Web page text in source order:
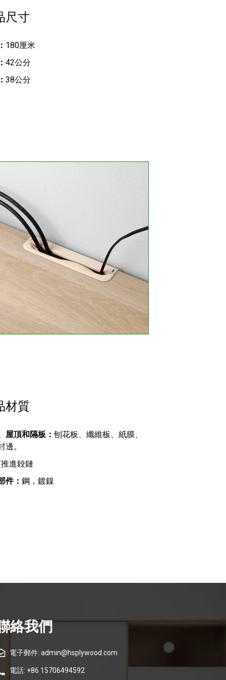
尺寸
180厘米
42公分
38公分
材質
屋頂和隔板： 刨花板、纖維板、紙膜、
邊。
進鉸鏈
件： 鋼，鍍鎳
絡我們
電子郵件: admin@hsplywood.com
電話: +86 15706494592